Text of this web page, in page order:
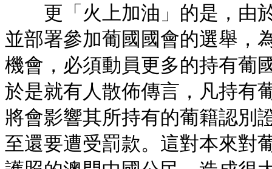
更「火上加油」的是，由於
並部署參加葡國國會的選舉，
機會，必須動員更多的持有葡
於是就有人散佈傳言，凡持有
將會影響其所持有的葡籍認別
至還要遭受罰款。這對本來對